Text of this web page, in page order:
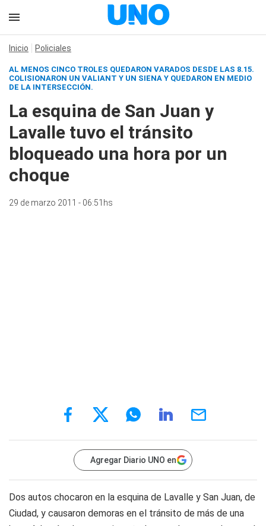
Inicio Policiales
AL MENOS CINCO TROLES QUEDARON VARADOS DESDE LAS 8.15.
COLISIONARON UN VALIANT Y UN SIENA Y QUEDARON EN MEDIO
DE LA INTERSECCIÓN.
La esquina de San Juan y
Lavalle tuvo el tránsito
bloqueado una hora por un
choque
29 de marzo 2011 - 06:51hs
Agregar Diario UNO en
Dos autos chocaron en la esquina de Lavalle y San Juan, de
Ciudad, y causaron demoras en el tránsito de más de una